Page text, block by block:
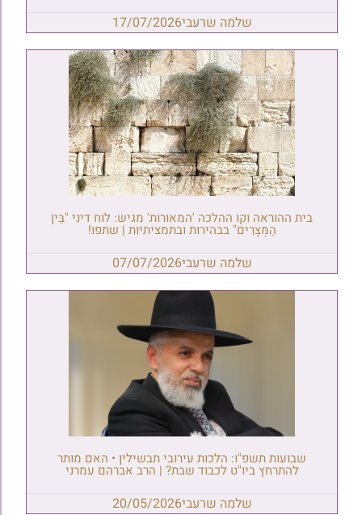
שלמה שרעבי17/07/2026
בית ההוראה וקו ההלכה 'המאורות' מגיש: לוח דיני "בֵּין
הַמְּצָרִים" בבהירות ובתמציתיות | שתפו!
שלמה שרעבי07/07/2026
שבועות תשפ"ו: הלכות עירובי תבשילין • האם מותר
להתרחץ ביו"ט לכבוד שבת? | הרב אברהם עמרני
שלמה שרעבי20/05/2026